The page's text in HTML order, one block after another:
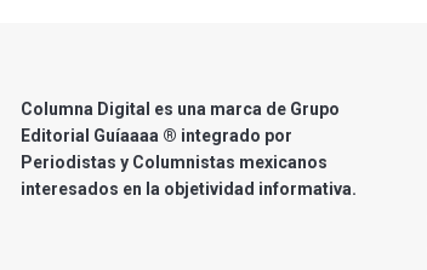
Columna Digital es una marca de Grupo
Editorial Guíaaaa ® integrado por
Periodistas y Columnistas mexicanos
interesados en la objetividad informativa.